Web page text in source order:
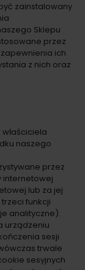
zainstalowany
Sklepu
przez
ich
z nich oraz
naszego
przez
internetowej
lub za jej
funkcji
analityczne).
urządzeniu
sesji
trwale
sesyjnych